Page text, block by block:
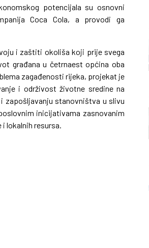
potencijala su osnovni
Coca Cola, a provodi ga
i zaštiti okoliša koji prije svega
građana u četrnaest općina oba
zagađenosti rijeka, projekat je
i održivost životne sredine na
zapošljavanju stanovništva u slivu
inicijativama zasnovanim
lokalnih resursa.